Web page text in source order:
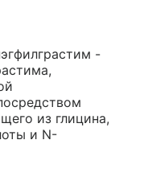
-
из глицина,
и N-